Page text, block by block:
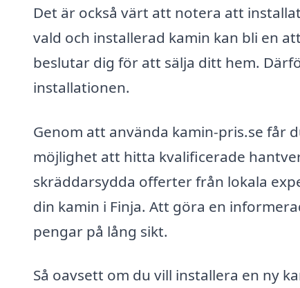
Det är också värt att notera att
vald och installerad kamin kan bli en
beslutar dig för att sälja ditt hem.
installationen.
Genom att använda kamin-pris.se får
möjlighet att hitta kvalificerade
skräddarsydda offerter från lokala
din kamin i Finja. Att göra en
pengar på lång sikt.
Så oavsett om du vill installera en ny